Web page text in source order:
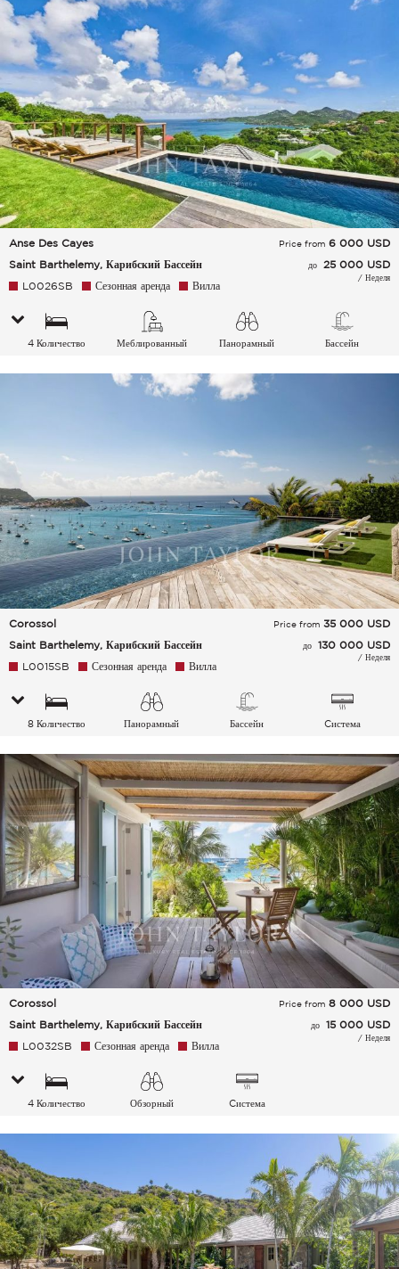
воздуха
Anse Des Cayes
Saint Barthelemy, Карибский Бассейн
Price from 6 000 USD
до 25 000 USD
/ Неделя
L0026SB Сезонная аренда Вилла
4 Количество
Меблированный Панорамный Бассейн
Corossol
Saint Barthelemy, Карибский Бассейн
Price from 35 000 USD
до 130 000 USD
/ Неделя
L0015SB Сезонная аренда Вилла
8 Количество
Панорамный Бассейн
Cистема
воздуха
Corossol
Saint Barthelemy, Карибский Бассейн
Price from 8 000 USD
до 15 000 USD
/ Неделя
L0032SB Сезонная аренда Вилла
4 Количество
Обзорный
Cистема